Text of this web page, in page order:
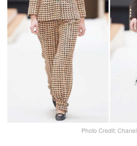
Photo Credit: Chanel